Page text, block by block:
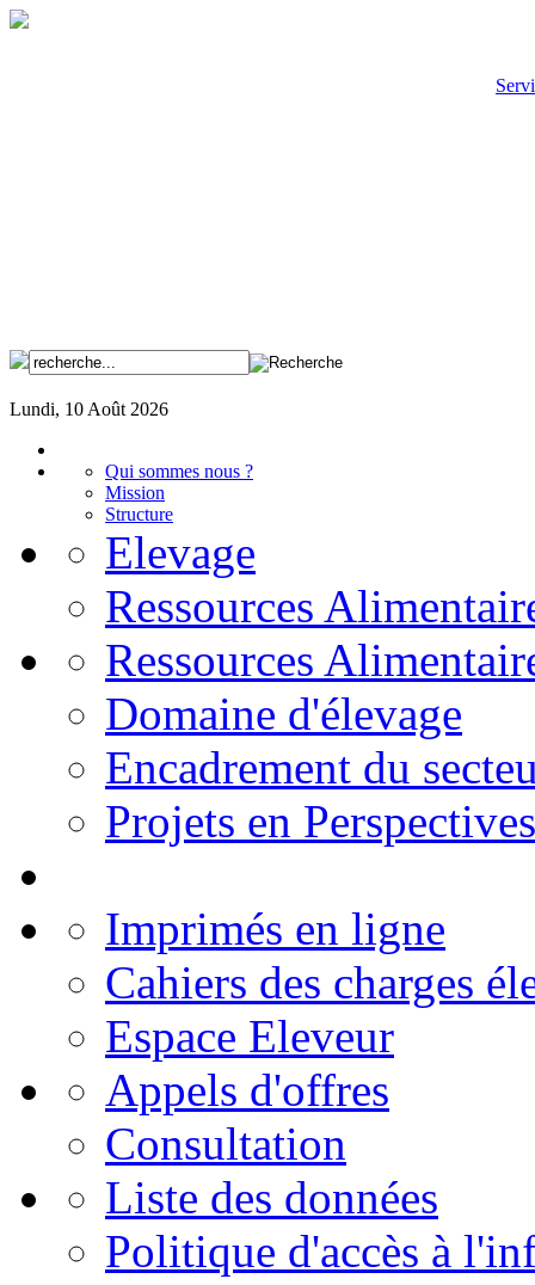
Lundi, 10 Août 2026
Qui sommes nous ?
Mission
Structure
Elevage
Ressources
Ressources
Domaine d'élevage
Encadrement du
Projets en Perspectives
Imprimés en ligne
Cahiers des charges
Espace Eleveur
Appels d'offres
Consultation
Liste des données
Politique d'accès à